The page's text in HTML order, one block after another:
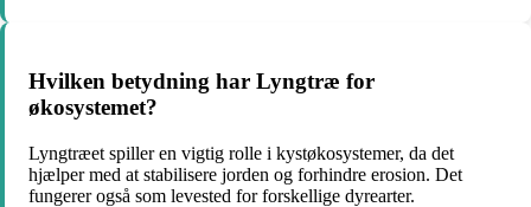
Hvilken betydning har Lyngtræ for
økosystemet?
Lyngtræet spiller en vigtig rolle i kystøkosystemer, da det
hjælper med at stabilisere jorden og forhindre erosion. Det
fungerer også som levested for forskellige dyrearter.